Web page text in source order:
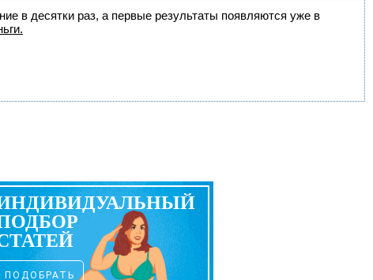
в десятки раз, а первые результаты появляются уже в
ПОДОБРАТЬ